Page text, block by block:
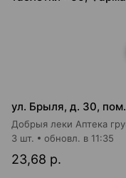
ул. Брыля, д. 30,
23,68 р.
3 шт. обновл. в 11:35